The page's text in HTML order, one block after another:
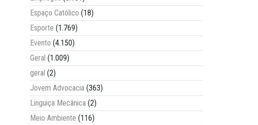
Espaço Católico (18)
Esporte (1.769)
Evento (4.150)
Geral (1.009)
geral (2)
Jovem Advocacia (363)
Linguiça Mecânica (2)
Meio Ambiente (116)